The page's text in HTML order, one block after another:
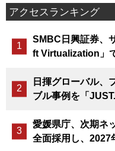
アクセスランキング
SMBC日興証券、
ft Virtualization」
日揮グローバル、
ブル事例を「
愛媛県庁、次期ネ
全面採用し、2027